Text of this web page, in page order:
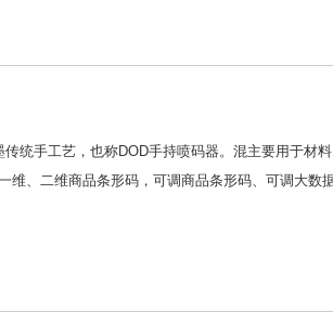
统手工艺，也称DOD手持喷码器。混主要用于材
、二维商品条形码，可调商品条形码、可调大数